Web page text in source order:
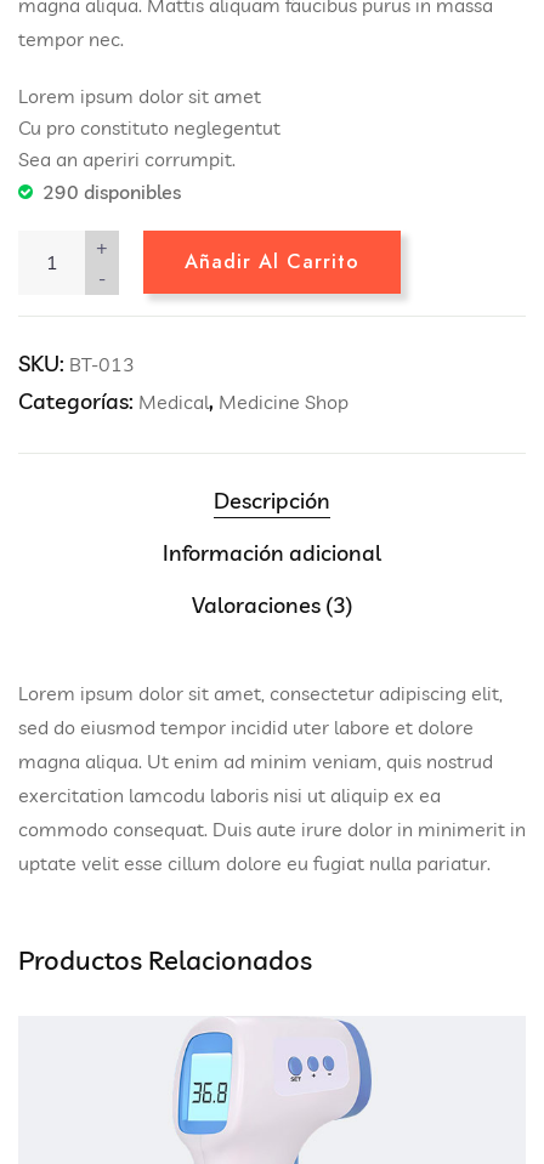
cliente
s
tempor nec.
Lorem ipsum dolor sit amet
Cu pro constituto neglegentut
Sea an aperiri corrumpit.
290 disponibles
-
+
Añadir Al Carrito
SKU: BT-013
Categorías: Medical, Medicine Shop
Descripción
Información adicional
Valoraciones (3)
Lorem ipsum dolor sit amet, consectetur adipiscing elit,
sed do eiusmod tempor incidid uter labore et dolore
magna aliqua. Ut enim ad minim veniam, quis nostrud
exercitation lamcodu laboris nisi ut aliquip ex ea
commodo consequat. Duis aute irure dolor in minimerit in
uptate velit esse cillum dolore eu fugiat nulla pariatur.
Productos Relacionados